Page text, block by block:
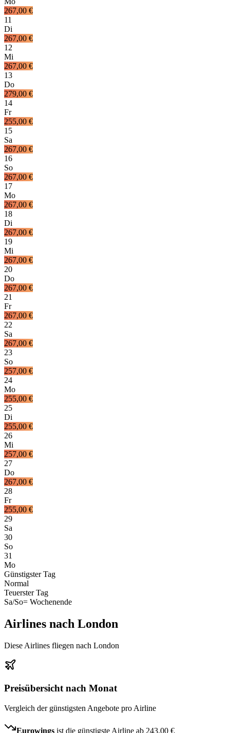
267,00 €
11
Di
267,00 €
12
Mi
267,00 €
13
Do
279,00 €
14
Fr
255,00 €
15
Sa
267,00 €
16
So
267,00 €
17
Mo
267,00 €
18
Di
267,00 €
19
Mi
267,00 €
20
Do
267,00 €
21
Fr
267,00 €
22
Sa
267,00 €
23
So
257,00 €
24
Mo
255,00 €
25
Di
255,00 €
26
Mi
257,00 €
27
Do
267,00 €
28
Fr
255,00 €
29
Sa
30
So
31
Mo
Günstigster Tag
Normal
Teuerster Tag
Sa/So= Wochenende
Airlines nach London
Diese Airlines fliegen nach London
Preisübersicht nach Monat
Vergleich der günstigsten Angebote pro Airline
Eurowings ist die günstigste Airline ab 243,00 €